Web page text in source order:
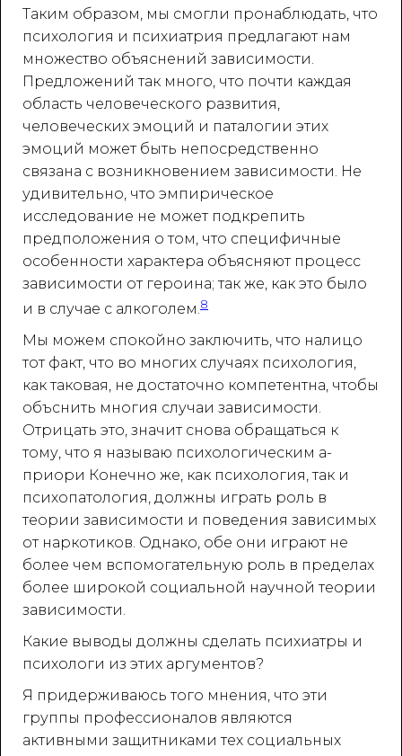
Таким образом, мы смогли пронаблюдать, что
психология и психиатрия предлагают нам
множество объяснений зависимости.
Предложений так много, что почти каждая
область человеческого развития,
человеческих эмоций и паталогии этих
эмоций может быть непосредственно
связана с возникновением зависимости. Не
удивительно, что эмпирическое
исследование не может подкрепить
предположения о том, что специфичные
особенности характера объясняют процесс
зависимости от героина; так же, как это было
и в случае с алкоголем.8
Мы можем спокойно заключить, что налицо
тот факт, что во многих случаях психология,
как таковая, не достаточно компетентна, чтобы
объснить многия случаи зависимости.
Отрицать это, значит снова обращаться к
тому, что я называю психологическим а-
приори Конечно же, как психология, так и
психопатология, должны играть роль в
теории зависимости и поведения зависимых
от наркотиков. Однако, обе они играют не
более чем вспомогательную роль в пределах
более широкой социальной научной теории
зависимости.
Какие выводы должны сделать психиатры и
психологи из этих аргументов?
Я придерживаюсь того мнения, что эти
группы профессионалов являются
активными защитниками тех социальных